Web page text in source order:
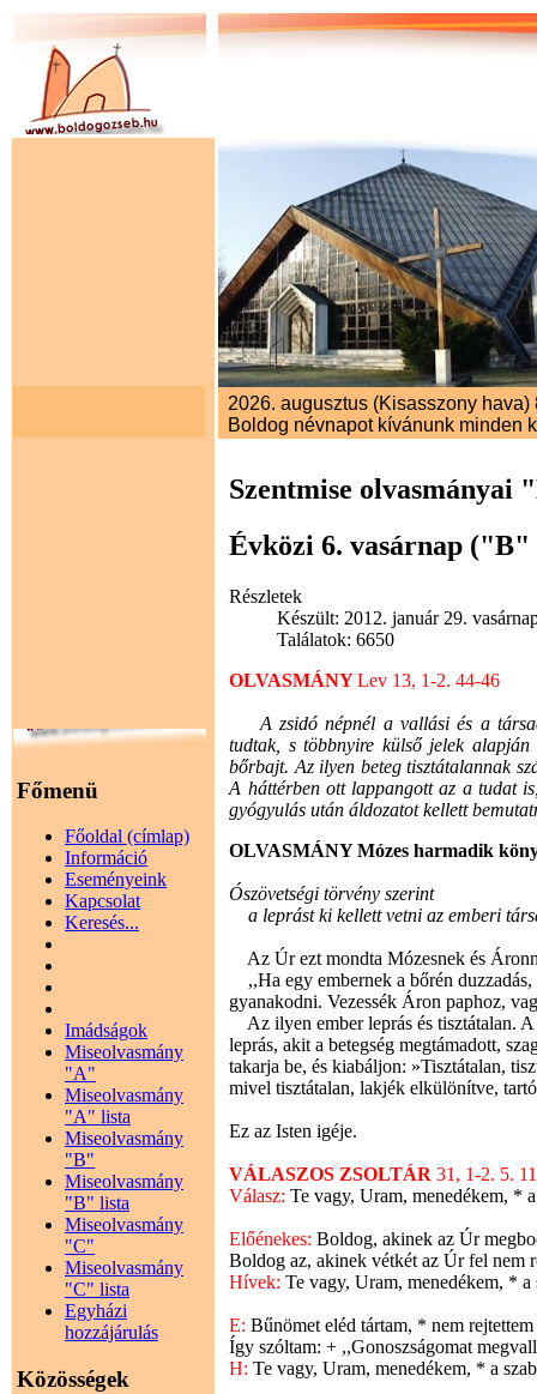
Főmenü
Főoldal (címlap)
Információ
Eseményeink
Kapcsolat
Keresés...
Imádságok
Miseolvasmány
"A"
Miseolvasmány
"A" lista
Miseolvasmány
"B"
Miseolvasmány
"B" lista
Miseolvasmány
"C"
Miseolvasmány
"C" lista
Egyházi
hozzájárulás
Közösségek
2026. augusztus (Kisasszony hava)
Boldog névnapot kívánunk minden
Szentmise olvasmányai
Évközi 6. vasárnap ("B"
Részletek
Készült: 2012. január 29.
Találatok: 6650
OLVASMÁNYLev 13, 1-2. 44-46
A zsidó népnél a vallási és a
tudtak, s többnyire külső jelek alapján
bőrbajt. Az ilyen beteg tisztátalannak
A háttérben ott lappangott az a tudat
gyógyulás után áldozatot kellett
OLVASMÁNY Mózes harmadik
Ószövetségi törvény szerint
a leprást ki kellett vetni az emberi
Az Úr ezt mondta Mózesnek és
,,Ha egy embernek a bőrén
gyanakodni. Vezessék Áron paphoz,
Az ilyen ember leprás és tisztátalan.
leprás, akit a betegség megtámadott,
takarja be, és kiabáljon: »Tisztátalan,
mivel tisztátalan, lakjék elkülönítve,
Ez az Isten igéje.
VÁLASZOS ZSOLTÁR 31, 1-2. 5.
Válasz: Te vagy, Uram, menedékem, *
Előénekes: Boldog, akinek az Úr
Boldog az, akinek vétkét az Úr fel nem
Hívek: Te vagy, Uram, menedékem, *
E:Bűnömet eléd tártam, * nem
Így szóltam: + ,,Gonoszságomat
H:Te vagy, Uram, menedékem, * a